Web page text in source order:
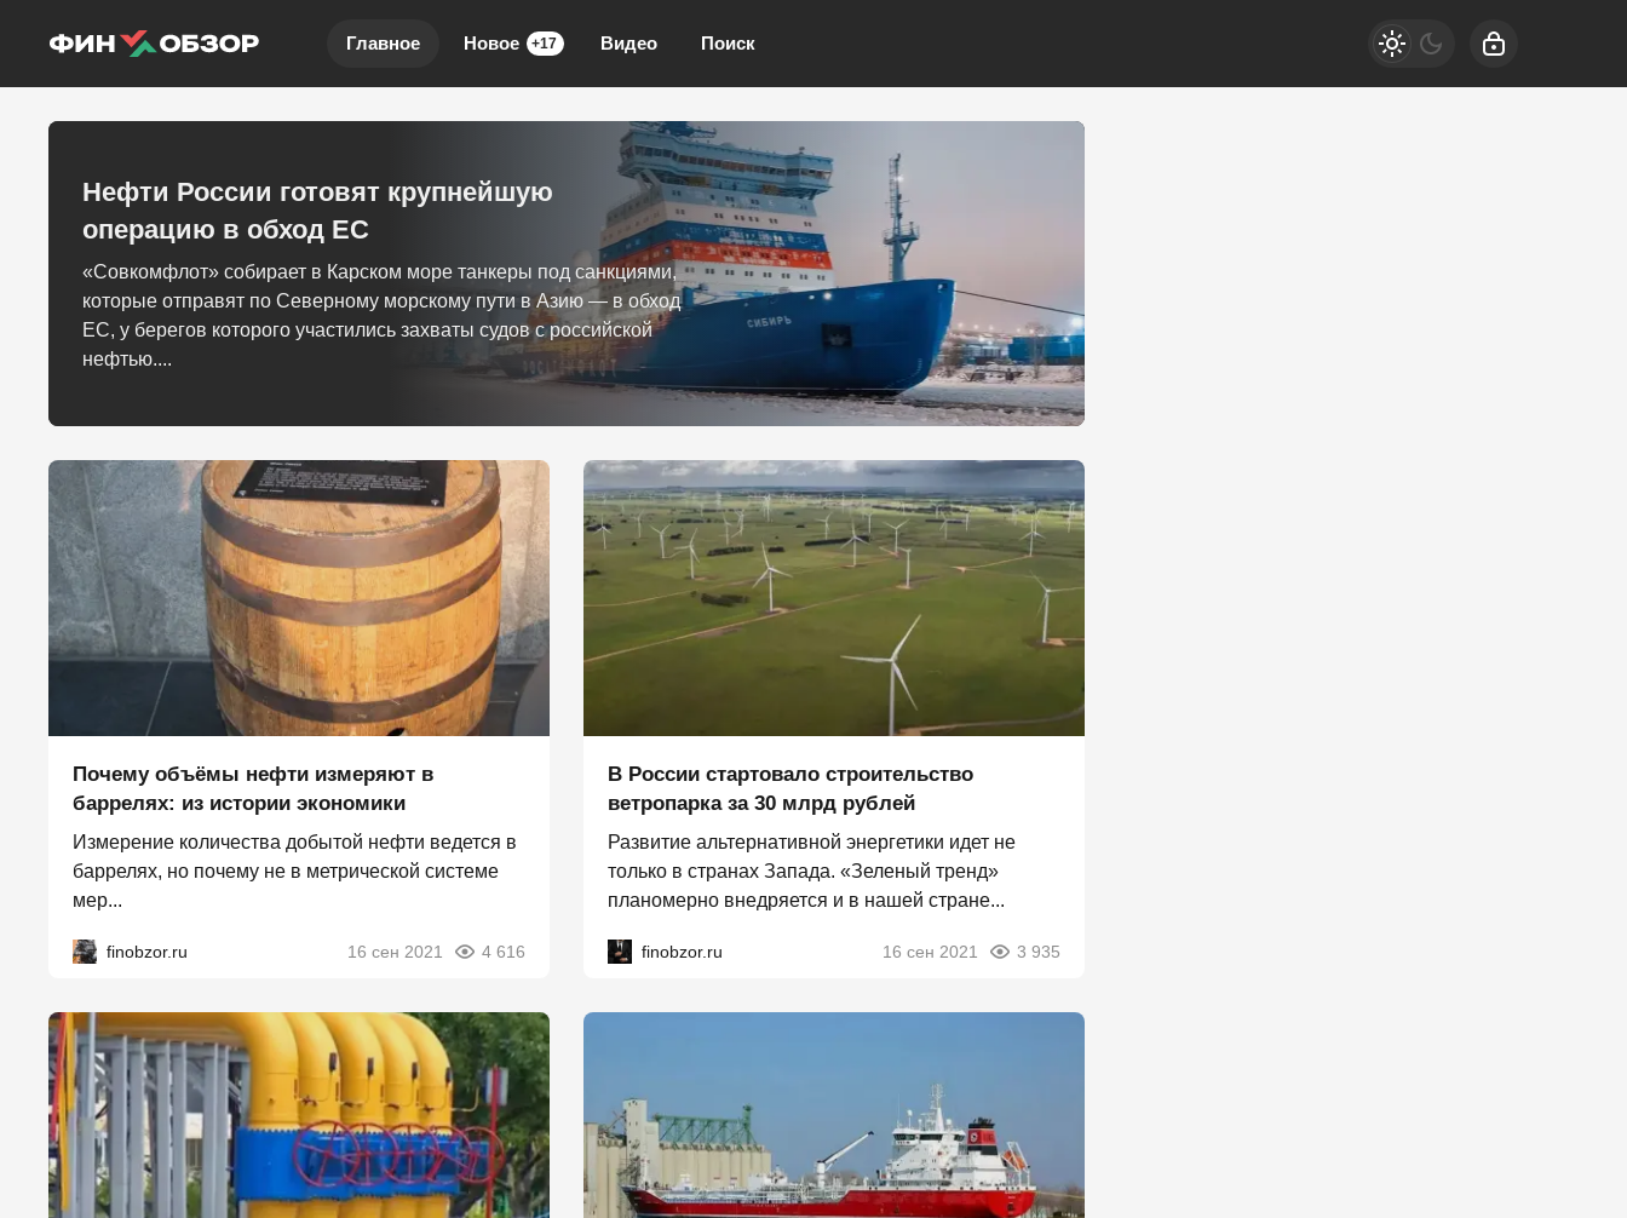
Главное Новое +17 Видео Поиск
Нефти России готовят крупнейшую
операцию в обход ЕС
«Совкомфлот» собирает в Карском море танкеры под санкциями,
которые отправят по Северному морскому пути в Азию — в обход
ЕС, у берегов которого участились захваты судов с российской
нефтью....
Почему объёмы нефти измеряют в
баррелях: из истории экономики
Измерение количества добытой нефти ведется в
баррелях, но почему не в метрической системе
мер...
finobzor.ru 16 сен 2021 4 616
В России стартовало строительство
ветропарка за 30 млрд рублей
Развитие альтернативной энергетики идет не
только в странах Запада. «Зеленый тренд»
планомерно внедряется и в нашей стране...
finobzor.ru 16 сен 2021 3 935